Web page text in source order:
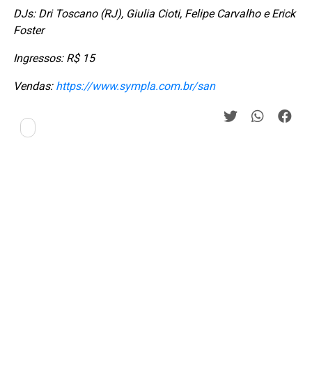
DJs: Dri Toscano (RJ), Giulia Cioti, Felipe Carvalho e Erick
Foster
Ingressos: R$ 15
Vendas: https://www.sympla.com.br/san